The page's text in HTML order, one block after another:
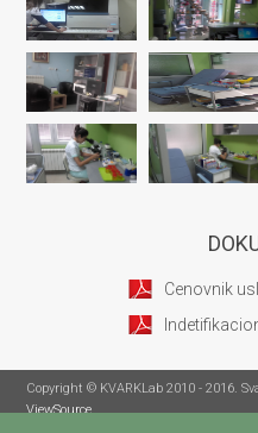
Cenovnik
Copyright © KVARKLab 2010 - 2016.
ViewSource